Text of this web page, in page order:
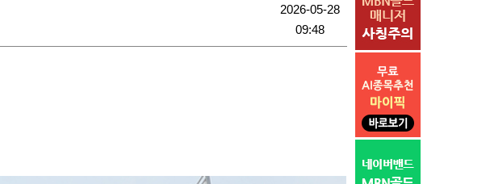
2026-05-28
09:48